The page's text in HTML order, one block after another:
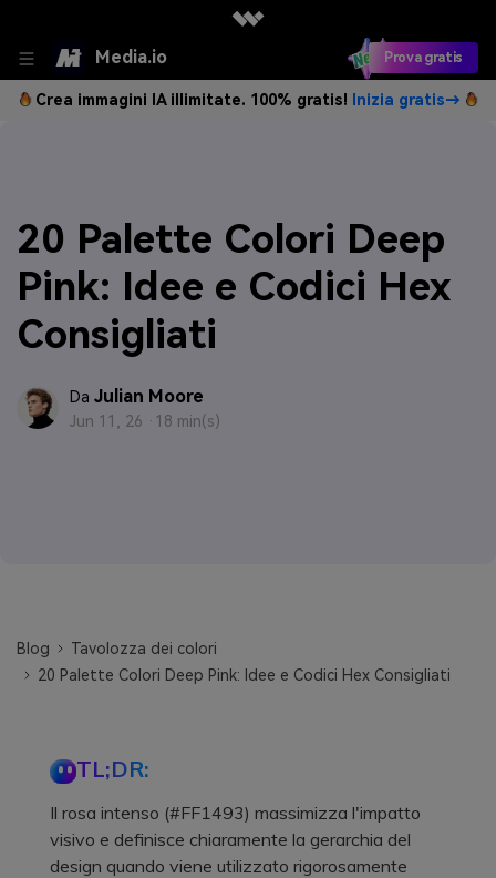
Media.io Prova gratis
Crea immagini IA illimitate. 100% gratis! Inizia gratis→
20 Palette Colori Deep
Pink: Idee e Codici Hex
Consigliati
Da Julian Moore
Jun 11, 26 · 18 min(s)
Blog
Tavolozza dei colori
20 Palette Colori Deep Pink: Idee e Codici Hex Consigliati
TL;DR:
Il rosa intenso (#FF1493) massimizza l'impatto
visivo e definisce chiaramente la gerarchia del
design quando viene utilizzato rigorosamente